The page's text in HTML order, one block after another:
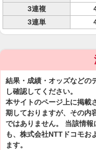
3連複
3連単
結果・成績・オッズなどの
し確認してください。
本サイトのページ上に掲載
期しておりますが、その内
ではありません。 当該情
も、株式会社NTTドコモお
ます。